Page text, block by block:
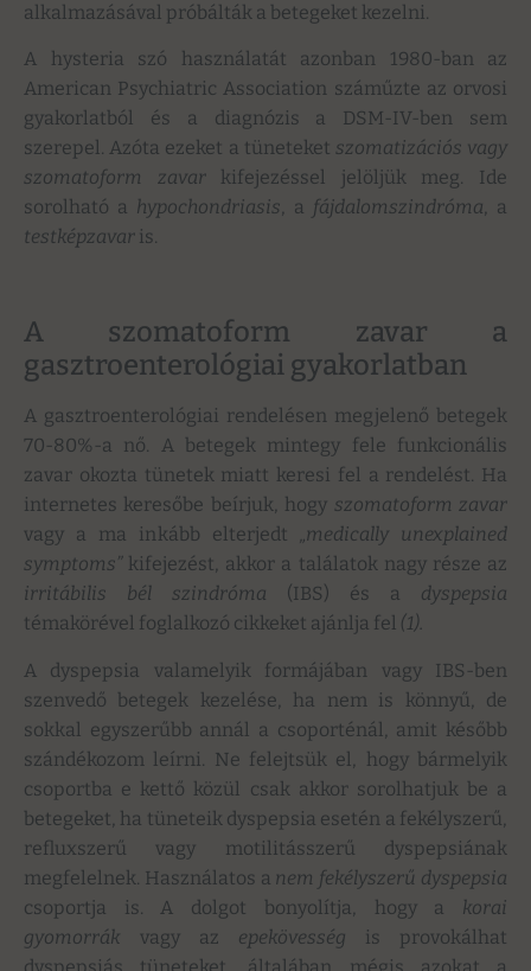
alkalmazásával próbálták a betegeket kezelni.
A hysteria szó használatát azonban 1980-ban az
American Psychiatric Association száműzte az orvosi
gyakorlatból és a diagnózis a DSM-IV-ben sem
szerepel. Azóta ezeket a tüneteket szomatizációs vagy
szomatoform zavarkifejezéssel jelöljük meg. Ide
sorolható a hypochondriasis, a fájdalomszindróma, a
testképzavar is.
A szomatoform zavar a
gasztroenterológiai gyakorlatban
A gasztroenterológiai rendelésen megjelenő betegek
70-80%-a nő. A betegek mintegy fele funkcionális
zavar okozta tünetek miatt keresi fel a rendelést. Ha
internetes keresőbe beírjuk, hogy szomatoform zavar
vagy a ma inkább elterjedt „medically unexplained
symptoms”kifejezést, akkor a találatok nagy része az
irritábilis bél szindróma (IBS) és a dyspepsia
témakörével foglalkozó cikkeket ajánlja fel (1).
A dyspepsia valamelyik formájában vagy IBS-ben
szenvedő betegek kezelése, ha nem is könnyű, de
sokkal egyszerűbb annál a csoporténál, amit később
szándékozom leírni. Ne felejtsük el, hogy bármelyik
csoportba e kettő közül csak akkor sorolhatjuk be a
betegeket, ha tüneteik dyspepsia esetén a fekélyszerű,
refluxszerű vagy motilitásszerű dyspepsiának
megfelelnek. Használatos a nem fekélyszerű dyspepsia
csoportja is. A dolgot bonyolítja, hogy a
korai
gyomorrák
vagy az epekövesség is provokálhat
dyspepsiás tüneteket, általában mégis azokat a